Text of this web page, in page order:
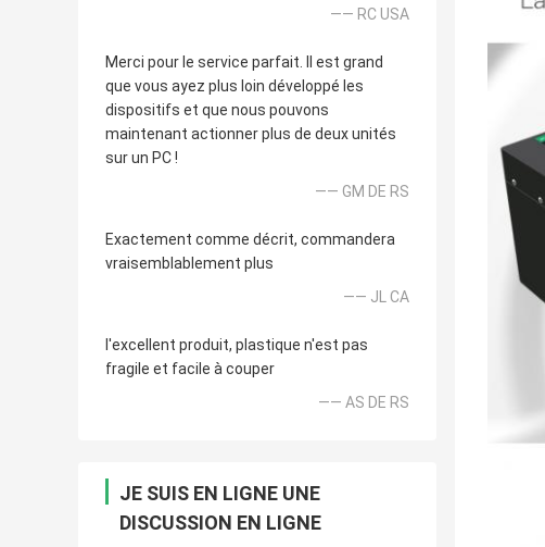
—— RC USA
Merci pour le service parfait. Il est grand
que vous ayez plus loin développé les
dispositifs et que nous pouvons
maintenant actionner plus de deux unités
sur un PC !
—— GM DE RS
Exactement comme décrit, commandera
vraisemblablement plus
—— JL CA
l'excellent produit, plastique n'est pas
fragile et facile à couper
—— AS DE RS
JE SUIS EN LIGNE UNE
DISCUSSION EN LIGNE